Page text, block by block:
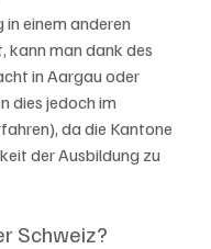
in einem anderen
kann man dank des
in Aargau oder
dies jedoch im
da die Kantone
der Ausbildung zu
Schweiz?